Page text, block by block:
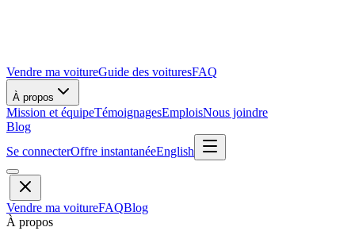
Vendre ma voitureGuide des voituresFAQ
À propos
Mission et équipeTémoignagesEmploisNous joindre
Blog
Se connecterOffre instantanéeEnglish
Vendre ma voitureFAQBlog
À propos